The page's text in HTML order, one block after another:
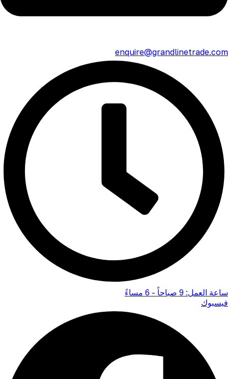
enquire@grandlinetrade.com
ساعة العمل: 9 صباحاً - 6 مساءً
فيسبوك